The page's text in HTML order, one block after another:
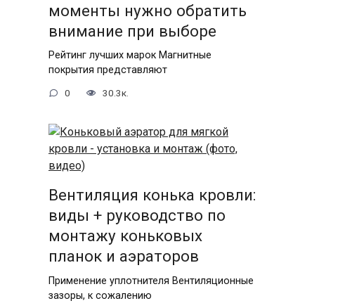
моменты нужно обратить
внимание при выборе
Рейтинг лучших марок Магнитные
покрытия представляют
0 30.3к.
Вентиляция конька кровли:
виды + руководство по
монтажу коньковых
планок и аэраторов
Применение уплотнителя Вентиляционные
зазоры, к сожалению